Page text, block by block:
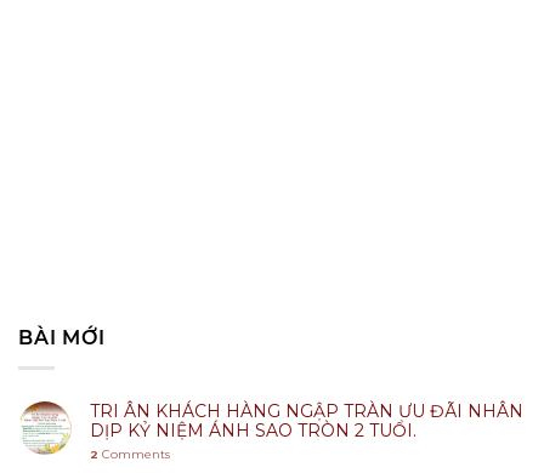
BÀI MỚI
TRI ÂN KHÁCH HÀNG NGẬP TRÀN ƯU ĐÃI NHÂN
DỊP KỶ NIỆM ÁNH SAO TRÒN 2 TUỔI.
2 Comments